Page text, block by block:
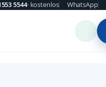
5544· kostenlos WhatsApp